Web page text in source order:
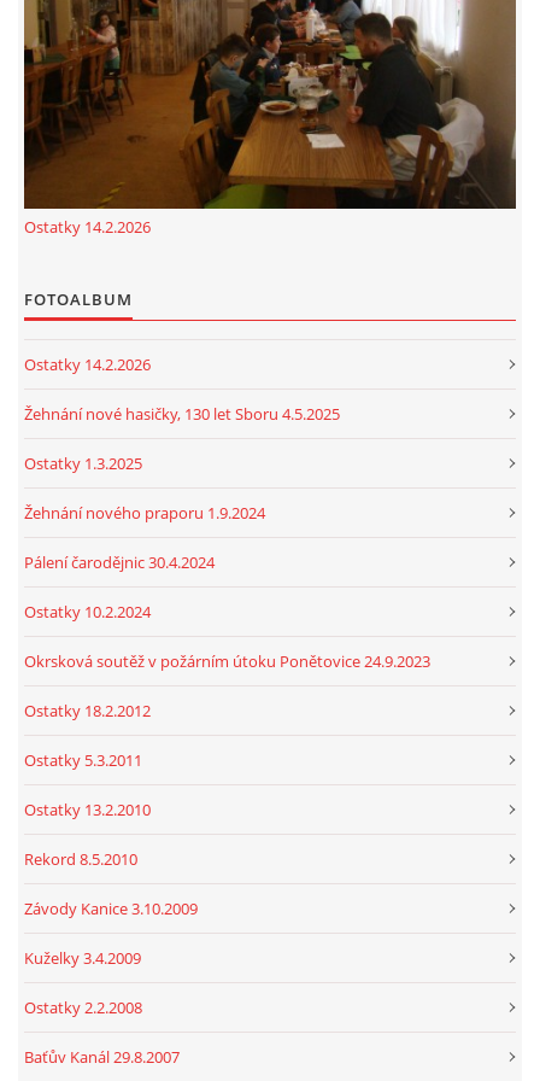
cenekji@seznam.cz
© 2026 eStránky.cz | RSS|Tisk| Nahoru ↑
Ostatky 14.2.2026
FOTOALBUM
Ostatky 14.2.2026
Žehnání nové hasičky, 130 let Sboru 4.5.2025
Ostatky 1.3.2025
Žehnání nového praporu 1.9.2024
Pálení čarodějnic 30.4.2024
Ostatky 10.2.2024
Okrsková soutěž v požárním útoku Ponětovice 24.9.2023
Ostatky 18.2.2012
Ostatky 5.3.2011
Ostatky 13.2.2010
Rekord 8.5.2010
Závody Kanice 3.10.2009
Kuželky 3.4.2009
Ostatky 2.2.2008
Baťův Kanál 29.8.2007